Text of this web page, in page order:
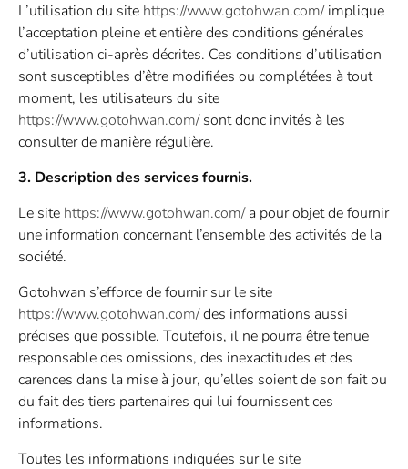
L’utilisation du site https://www.gotohwan.com/implique
l’acceptation pleine et entière des conditions générales
d’utilisation ci-après décrites. Ces conditions d’utilisation
sont susceptibles d’être modifiées ou complétées à tout
moment, les utilisateurs du site
https://www.gotohwan.com/sont donc invités à les
consulter de manière régulière.
3. Description des services fournis.
Le site https://www.gotohwan.com/a pour objet de fournir
une information concernant l’ensemble des activités de la
société.
Gotohwan s’efforce de fournir sur le site
https://www.gotohwan.com/des informations aussi
précises que possible. Toutefois, il ne pourra être tenue
responsable des omissions, des inexactitudes et des
carences dans la mise à jour, qu’elles soient de son fait ou
du fait des tiers partenaires qui lui fournissent ces
informations.
Toutes les informations indiquées sur le site